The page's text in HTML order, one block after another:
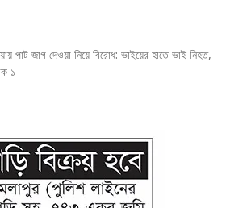
পাট জাগ দেওয়া নিয়ে বিরোধ: ভাইয়ের হাতে ভাই নিহত,
১